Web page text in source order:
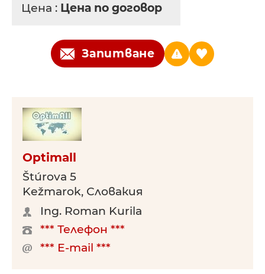
Цена : Цена по договор
Запитване
Optimall
Štúrova 5
Kežmarok, Словакия
Ing. Roman Kurila
*** Телефон ***
*** E-mail ***